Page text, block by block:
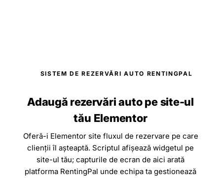
SISTEM DE REZERVĂRI AUTO RENTINGPAL
Adaugă rezervări auto pe site-ul
tău Elementor
Oferă-i Elementor site fluxul de rezervare pe care
clienții îl așteaptă. Scriptul afișează widgetul pe
site-ul tău; capturile de ecran de aici arată
platforma RentingPal unde echipa ta gestionează